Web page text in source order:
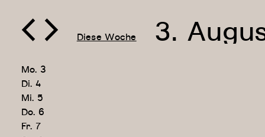
Veranstaltungen
Schlüsselwort.
Diese Woche 3.
Mo. 3
Di. 4
Mi. 5
Do. 6
Fr. 7